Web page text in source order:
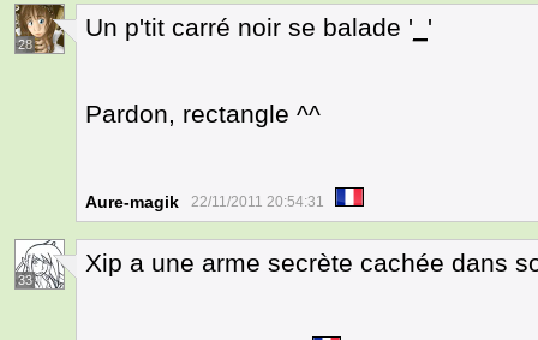
28
Un p'tit carré noir se balade ' '
Pardon, rectangle ^^
Aure-magik 22/11/2011 20:54:31
33
Xip a une arme secrète cachée dans